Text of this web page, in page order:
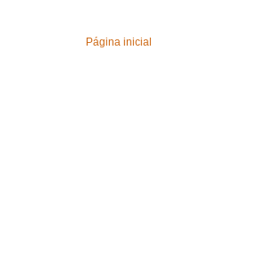
Página inicial